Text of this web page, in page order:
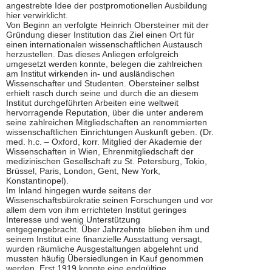
angestrebte Idee der postpromotionellen Ausbildung
hier verwirklicht.
Von Beginn an verfolgte Heinrich Obersteiner mit der
Gründung dieser Institution das Ziel einen Ort für
einen internationalen wissenschaftlichen Austausch
herzustellen. Das dieses Anliegen erfolgreich
umgesetzt werden konnte, belegen die zahlreichen
am Institut wirkenden in- und ausländischen
Wissenschafter und Studenten. Obersteiner selbst
erhielt rasch durch seine und durch die an diesem
Institut durchgeführten Arbeiten eine weltweit
hervorragende Reputation, über die unter anderem
seine zahlreichen Mitgliedschaften an renommierten
wissenschaftlichen Einrichtungen Auskunft geben. (Dr.
med. h.c. – Oxford, korr. Mitglied der Akademie der
Wissenschaften in Wien, Ehrenmitgliedschaft der
medizinischen Gesellschaft zu St. Petersburg, Tokio,
Brüssel, Paris, London, Gent, New York,
Konstantinopel).
Im Inland hingegen wurde seitens der
Wissenschaftsbürokratie seinen Forschungen und vor
allem dem von ihm errichteten Institut geringes
Interesse und wenig Unterstützung
entgegengebracht. Über Jahrzehnte blieben ihm und
seinem Institut eine finanzielle Ausstattung versagt,
wurden räumliche Ausgestaltungen abgelehnt und
mussten häufig Übersiedlungen in Kauf genommen